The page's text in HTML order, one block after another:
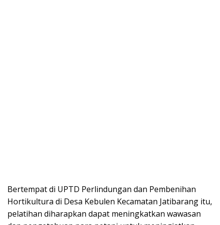
Bertempat di UPTD Perlindungan dan Pembenihan
Hortikultura di Desa Kebulen Kecamatan Jatibarang itu,
pelatihan diharapkan dapat meningkatkan wawasan